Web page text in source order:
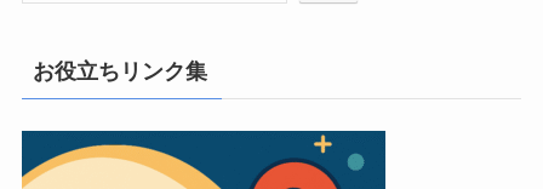
お役立ちリンク集